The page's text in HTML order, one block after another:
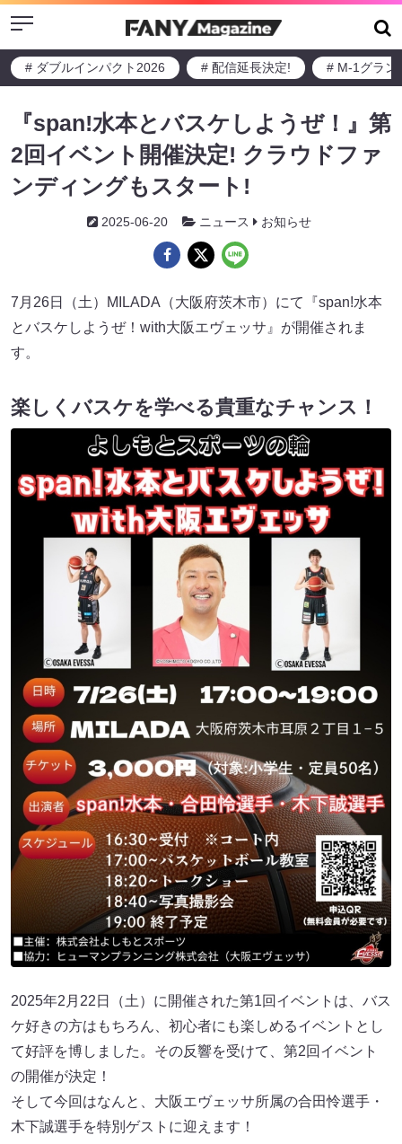
Menu
# ダブルインパクト2026 # 配信延長決定! # M-1グラン
『span!水本とバスケしようぜ！』第
2回イベント開催決定! クラウドファ
ンディングもスタート!
2025-06-20 ニュース お知らせ
7月26日（土）MILADA（大阪府茨木市）にて『span!水本
とバスケしようぜ！with大阪エヴェッサ』が開催されま
す。
楽しくバスケを学べる貴重なチャンス！
2025年2月22日（土）に開催された第1回イベントは、バス
ケ好きの方はもちろん、初心者にも楽しめるイベントとし
て好評を博しました。その反響を受けて、第2回イベント
の開催が決定！
そして今回はなんと、大阪エヴェッサ所属の合田怜選手・
木下誠選手を特別ゲストに迎えます！